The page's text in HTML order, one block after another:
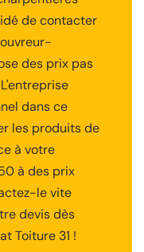
de contacter
des prix pas
dans ce
les produits de
à votre
à des prix
le vite
devis dès
Toiture 31 !